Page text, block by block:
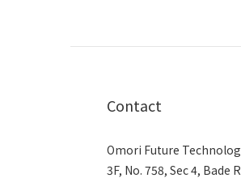
Contact
Omori Future
3F, No. 758, Sec 4, Bade